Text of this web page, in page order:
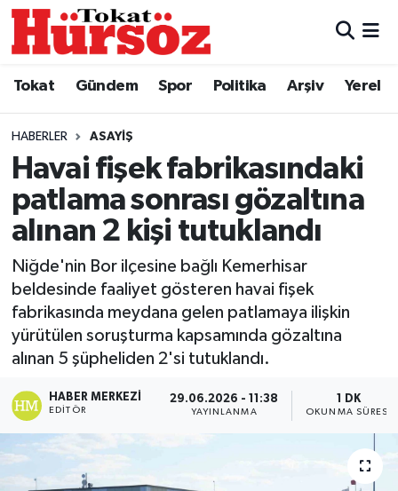
Tokat Gündem Spor Politika Arşiv Yerel
HABERLER ASAYIŞ
Havai fişek fabrikasındaki
patlama sonrası gözaltına
alınan 2 kişi tutuklandı
Niğde'nin Bor ilçesine bağlı Kemerhisar
beldesinde faaliyet gösteren havai fişek
fabrikasında meydana gelen patlamaya ilişkin
yürütülen soruşturma kapsamında gözaltına
alınan 5 şüpheliden 2'si tutuklandı.
HABER MERKEZI
EDITÖR
29.06.2026 - 11:38
YAYINLANMA
1 DK
OKUNMA SÜRESI
Türkiye Gündemi
Gündem
Asayiş
Politika
Tokat Spor
Sağlık
Hava Durumu
Tokat Namaz Vakitleri
Trafik Durumu
Süper Lig Puan Durumu ve Fikstür
Tüm Manşetler
Son Dakika Haberleri